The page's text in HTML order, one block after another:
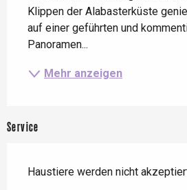
Klippen der Alabasterküste
auf einer geführten und
Panoramen...
Mehr anzeigen
Service
Haustiere werden nicht